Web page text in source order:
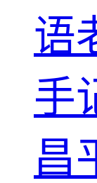
语
手
昌